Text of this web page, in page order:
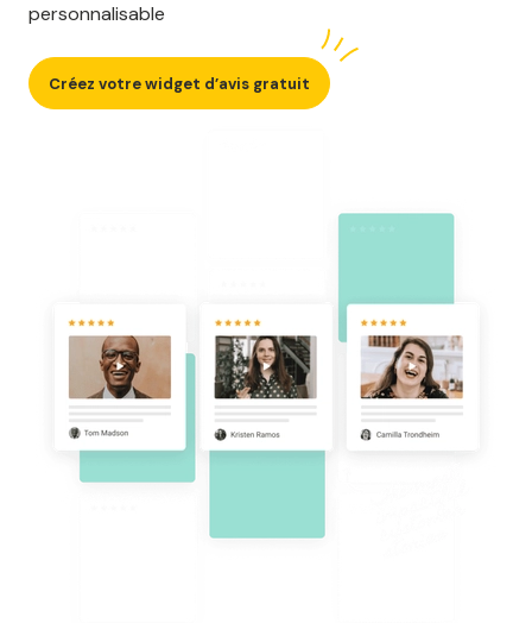
personnalisable
Créez votre widget d’avis gratuit